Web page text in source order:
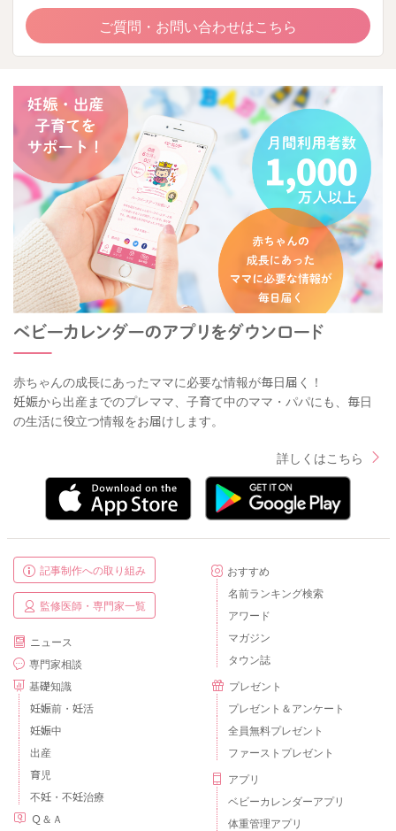
ご質問・お問い合わせはこちら
赤ちゃんの成長にあったママに必要な情報が毎日届く！
妊娠から出産までのプレママ、子育て中のママ・パパにも、毎日
の生活に役立つ情報をお届けします。
詳しくはこちら
記事制作への取り組み
監修医師・専門家一覧
ニュース
専門家相談
基礎知識
妊娠前・妊活
妊娠中
出産
育児
不妊・不妊治療
Ｑ＆Ａ
おすすめ
名前ランキング検索
アワード
マガジン
タウン誌
プレゼント
プレゼント＆アンケート
全員無料プレゼント
ファーストプレゼント
アプリ
ベビーカレンダーアプリ
体重管理アプリ